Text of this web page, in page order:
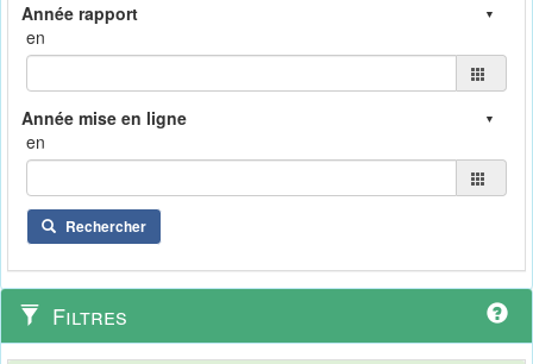
en
en
Rechercher
Filtres